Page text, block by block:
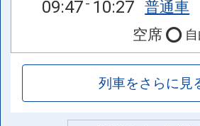
09:47 10:27 普通車
空席
列車をさらに見